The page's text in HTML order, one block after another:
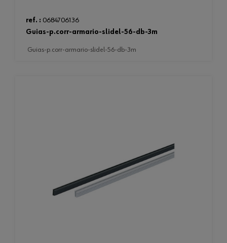
ref. : 0684706136
guias-p.corr-armario-slidel-56-db-3m
guias-p.corr-armario-slidel-56-db-3m